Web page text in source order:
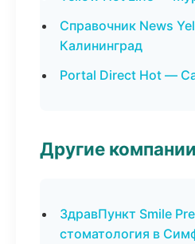
Справочник News
Калининград
Portal Direct Hot —
Другие компании
ЗдравПункт Smile
стоматология в